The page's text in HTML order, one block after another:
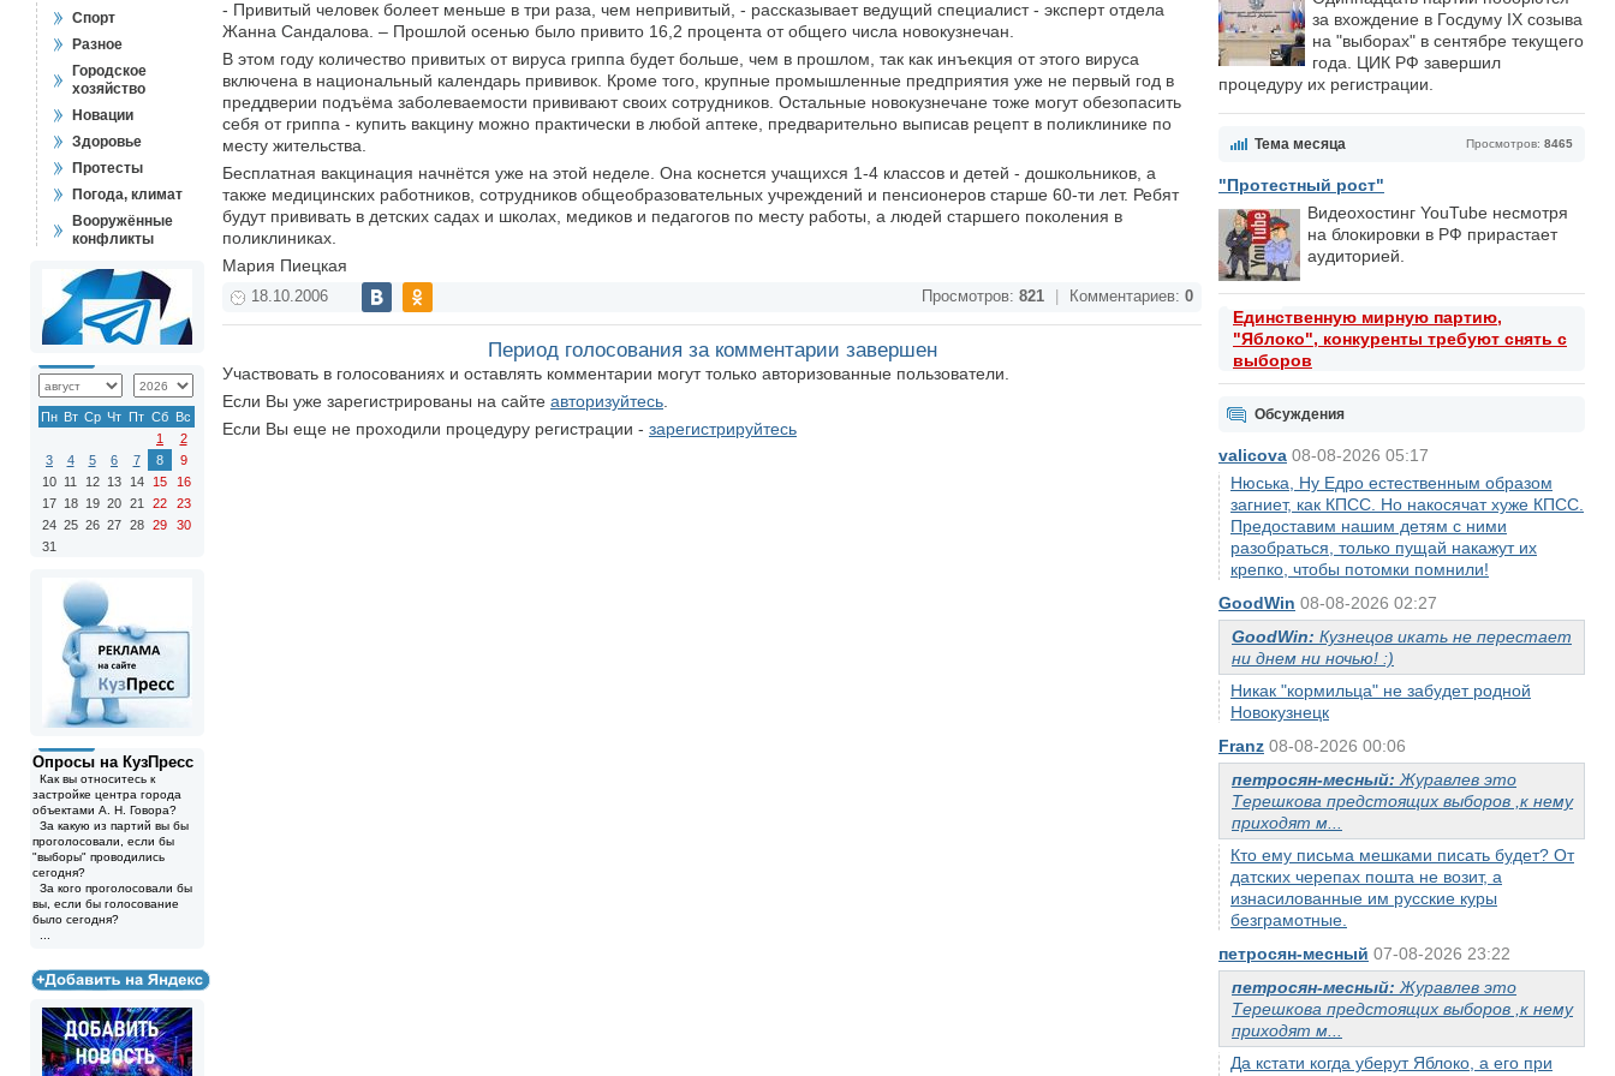
за вхождение в Госдуму IX созыва
на "выборах" в сентябре текущего
года. ЦИК РФ завершил
процедуру их регистрации.
Просмотров: 8465
Тема месяца
"Протестный рост"
Видеохостинг YouTube несмотря
на блокировки в РФ прирастает
аудиторией.
Единственную мирную партию,
"Яблоко", конкуренты требуют снять с
выборов
Обсуждения
valicova 08-08-2026 05:17
Нюська, Ну Едро естественным образом
загниет, как КПСС. Но накосячат хуже КПСС.
Предоставим нашим детям с ними
разобраться, только пущай накажут их
крепко, чтобы потомки помнили!
GoodWin 08-08-2026 02:27
GoodWin: Кузнецов икать не перестает
ни днем ни ночью! :)
Никак "кормильца" не забудет родной
Новокузнецк
Franz 08-08-2026 00:06
петросян-месный: Журавлев это
Терешкова предстоящих выборов ,к нему
приходят м...
Кто ему письма мешками писать будет? От
датских черепах пошта не возит, а
изнасилованные им русские куры
безграмотные.
петросян-месный 07-08-2026 23:22
петросян-месный: Журавлев это
Терешкова предстоящих выборов ,к нему
приходят м...
Да кстати когда уберут Яблоко, а его при
Спорт
Разное
Городское
хозяйство
Новации
Здоровье
Протесты
Погода, климат
Вооружённые
конфликты
Пн Вт Ср Чт Пт Сб Вс
1
2
3
4 5 6 7 8
9
10 11 12 13 14 15
16
17 18 19 20 21 22
23
24 25 26 27 28 29
30
31
Опросы на КузПресс
Как вы относитесь к
застройке центра города
объектами А. Н. Говора?
За какую из партий вы бы
проголосовали, если бы
"выборы" проводились
сегодня?
За кого проголосовали бы
вы, если бы голосование
было сегодня?
- Привитый человек болеет меньше в три раза, чем непривитый, - рассказывает ведущий специалист - эксперт отдела
Жанна Сандалова. – Прошлой осенью было привито 16,2 процента от общего числа новокузнечан.
В этом году количество привитых от вируса гриппа будет больше, чем в прошлом, так как инъекция от этого вируса
включена в национальный календарь прививок. Кроме того, крупные промышленные предприятия уже не первый год в
преддверии подъёма заболеваемости прививают своих сотрудников. Остальные новокузнечане тоже могут обезопасить
себя от гриппа - купить вакцину можно практически в любой аптеке, предварительно выписав рецепт в поликлинике по
месту жительства.
Бесплатная вакцинация начнётся уже на этой неделе. Она коснется учащихся 1-4 классов и детей - дошкольников, а
также медицинских работников, сотрудников общеобразовательных учреждений и пенсионеров старше 60-ти лет. Ребят
будут прививать в детских садах и школах, медиков и педагогов по месту работы, а людей старшего поколения в
поликлиниках.
Мария Пиецкая
18.10.2006 Просмотров: 821 Комментариев: 0
Период голосования за комментарии завершен
Участвовать в голосованиях и оставлять комментарии могут только авторизованные пользователи.
Если Вы уже зарегистрированы на сайте авторизуйтесь
Если Вы еще не проходили процедуру регистрации - зарегистрируйтесь